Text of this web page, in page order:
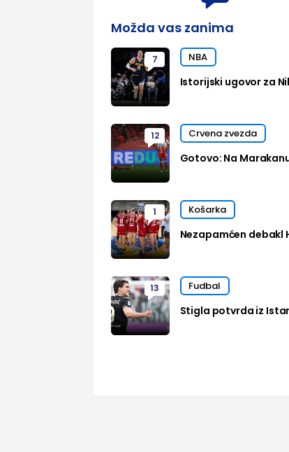
Možda vas zanima
7 NBA
Istorijski ugovor za
12 Crvena zvezda
Gotovo: Na
1 Košarka
Nezapamćen debakl
13 Fudbal
Stigla potvrda iz